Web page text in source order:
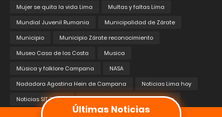
Últimas Noticias
Mujer se quita la vida Lima
Multas y faltas Lima
Mundial Juvenil Rumania
Municipalidad de Zárate
Municipio
Municipio Zárate reconocimiento
Museo Casa de los Costa
Musica
Música y folklore Campana
NASA
Nadadora Agostina Hein de Campana
Noticias Lima hoy
Noticias SIT Zárate
Nucleoeléctrica Argentina obras
Nueva sucursal Mostaza
Nueva terminal de Campana